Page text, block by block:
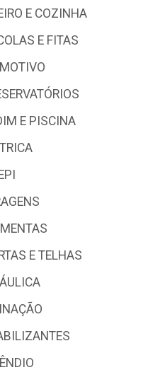
E COZINHA
E FITAS
E PISCINA
EPI
E TELHAS